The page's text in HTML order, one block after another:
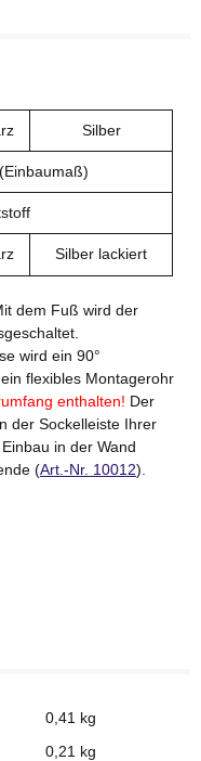
Silber
Silber lackiert
dem Fuß wird der
wird ein 90°
flexibles Montagerohr
enthalten! Der
der Sockelleiste Ihrer
in der Wand
(Art.-Nr. 10012).
0,41 kg
0,21 kg